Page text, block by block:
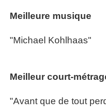
Meilleure musique
"Michael Kohlhaas"
Meilleur court-
"Avant que de tout